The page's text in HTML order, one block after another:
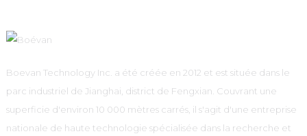
Boevan Technology Inc. a été créée en 2012 et est située dans le
parc industriel de Jianghai, district de Fengxian. Couvrant une
superficie d'environ 10 000 mètres carrés, il s'agit d'une entreprise
nationale de haute technologie spécialisée dans la recherche et